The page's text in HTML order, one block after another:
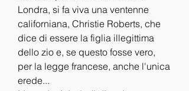
Londra, si fa viva una ventenne
californiana, Christie Roberts, che
dice di essere la figlia illegittima
dello zio e, se questo fosse vero,
per la legge francese, anche l'unica
erede...